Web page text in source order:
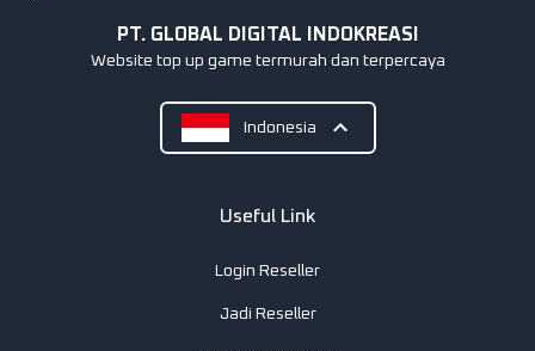
PT. GLOBAL DIGITAL INDOKREASI
Website top up game termurah dan terpercaya
Indonesia
Useful Link
Login Reseller
Jadi Reseller